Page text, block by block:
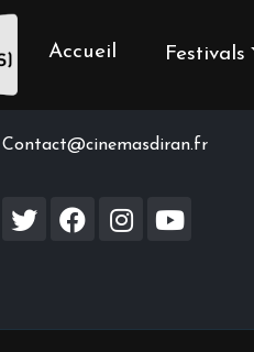
Accueil Festivals
Contact us
Contact@cinemasdiran.fr